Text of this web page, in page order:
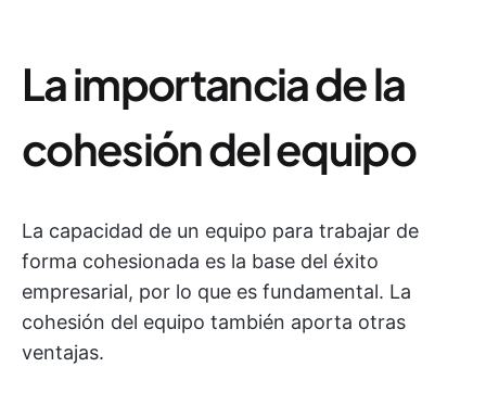
La importancia de la
cohesión del equipo
La capacidad de un equipo para trabajar de
forma cohesionada es la base del éxito
empresarial, por lo que es fundamental. La
cohesión del equipo también aporta otras
ventajas.